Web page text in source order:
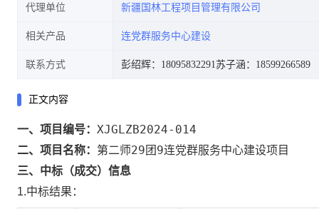
代理单位 新疆国林工程项目管理有限公司
相关产品 连党群服务中心建设
联系方式 彭绍辉：18095832291苏子涵：18599266589
正文内容
一、项目编号： XJGLZB2024-014
二、项目名称： 第二师29团9连党群服务中心建设项目
三、中标（成交）信息
1.中标结果：